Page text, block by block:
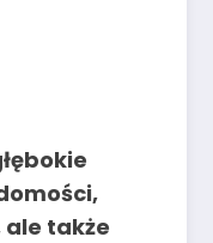
także